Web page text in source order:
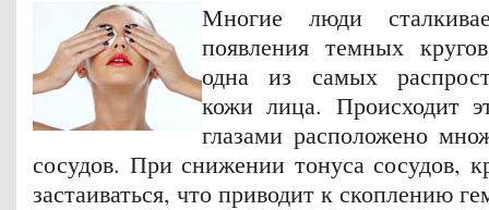
Многие люди
появления темных
одна из самых
кожи лица. Происходит
глазами расположено
сосудов. При снижении тонуса сосудов,
застаиваться, что приводит к скоплению